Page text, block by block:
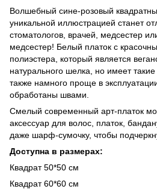
Волшебный сине-розовый
уникальной иллюстрацией станет
стоматологов, врачей, медсестер
медсестер! Белый платок с
полиэстера, который является
натурального шелка, но имеет
также намного проще в
обработаны швами.
Смелый современный арт-платок
аксессуар для волос, платок,
даже шарф-сумочку, чтобы
Доступна в размерах:
Квадрат 50*50 см
Квадрат 60*60 см